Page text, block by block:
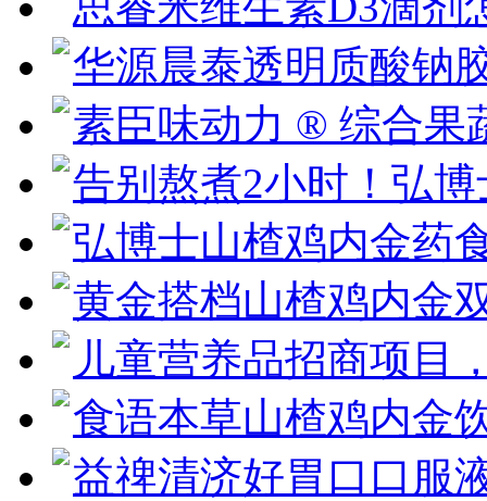
华源晨泰透明质酸钠
素臣味动力 ® 综合果
告别熬煮2小时！弘
弘博士山楂鸡内金药
黄金搭档山楂鸡内金
儿童营养品招商项目
食语本草山楂鸡内金
益禆清济好胃口口服